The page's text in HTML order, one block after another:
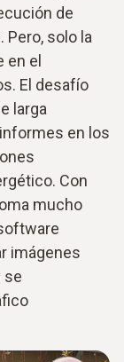
de
Pero, solo la
el
El desafío
larga
en los
Con
mucho
imágenes
se